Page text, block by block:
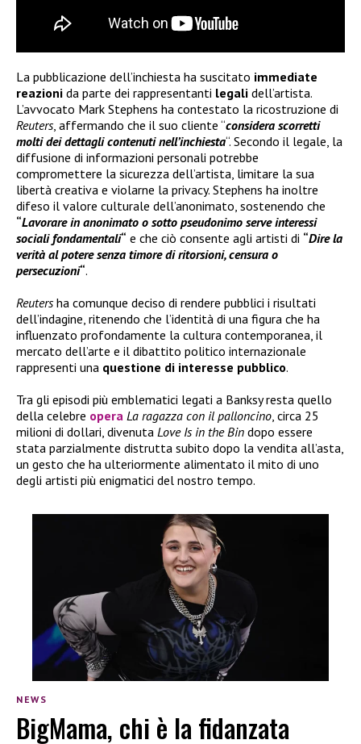
La pubblicazione dell’inchiesta ha suscitato immediate
reazioni da parte dei rappresentanti legali dell’artista.
L’avvocato Mark Stephens ha contestato la ricostruzione di
Reuters, affermando che il suo cliente “considera scorretti
molti dei dettagli contenuti nell’inchiesta“. Secondo il legale, la
diffusione di informazioni personali potrebbe
compromettere la sicurezza dell’artista, limitare la sua
libertà creativa e violarne la privacy. Stephens ha inoltre
difeso il valore culturale dell’anonimato, sostenendo che
“Lavorare in anonimato o sotto pseudonimo serve interessi
sociali fondamentali“ e che ciò consente agli artisti di “Dire la
verità al potere senza timore di ritorsioni, censura o
persecuzioni“.
Reutersha comunque deciso di rendere pubblici i risultati
dell’indagine, ritenendo che l’identità di una figura che ha
influenzato profondamente la cultura contemporanea, il
mercato dell’arte e il dibattito politico internazionale
rappresenti una questione di interesse pubblico.
Tra gli episodi più emblematici legati a Banksy resta quello
della celebre opera La ragazza con il palloncino , circa 25
milioni di dollari, divenuta Love Is in the Bin dopo essere
stata parzialmente distrutta subito dopo la vendita all’asta,
un gesto che ha ulteriormente alimentato il mito di uno
degli artisti più enigmatici del nostro tempo.
NEWS
BigMama, chi è la fidanzata